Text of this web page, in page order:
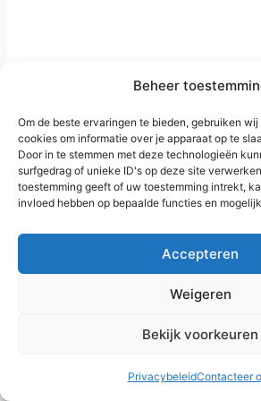
Beheer
Om de beste ervaringen te bieden, gebruiken
cookies om informatie over je apparaat op te
Door in te stemmen met deze technologieën
surfgedrag of unieke ID's op deze site
toestemming geeft of uw toestemming intrekt,
invloed hebben op bepaalde functies en
Accepteren
Weigeren
Bekijk voorkeuren
PrivacybeleidContacteer
© 2026 Flash Bag